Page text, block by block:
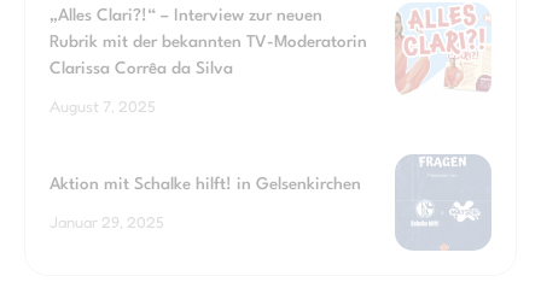
„Alles Clari?!“ – Interview zur neuen
Rubrik mit der bekannten TV-Moderatorin
Clarissa Corrêa da Silva
August 7, 2025
Aktion mit Schalke hilft! in Gelsenkirchen
Januar 29, 2025